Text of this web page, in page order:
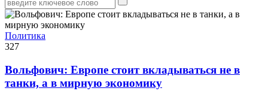
Политика
327
Вольфович: Европе стоит вкладываться не в
танки, а в мирную экономику